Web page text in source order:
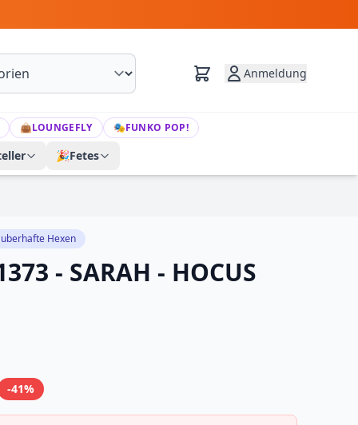
Anmeldung
👜LOUNGEFLY 🎭FUNKO POP!
🎉Fetes
Hexen
- SARAH - HOCUS
-41%